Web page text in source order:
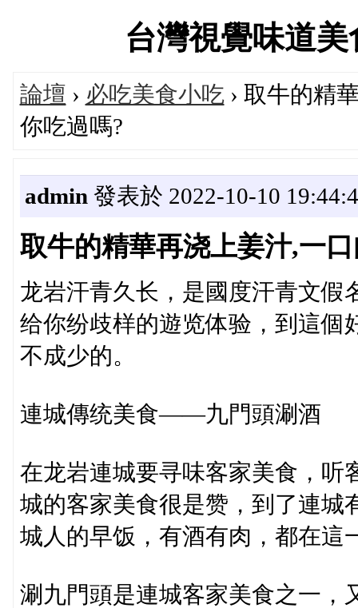
台灣視覺味道
論壇 › 必吃美食小吃› 取牛的精
你吃過嗎?
admin 發表於 2022-10-10
取牛的精華再浇上姜汁,一
龙岩汗青久长，是國度汗青文假
给你纷歧样的遊览体验，到這個
不成少的。
連城傳统美食——九門頭涮酒
在龙岩連城要寻味客家美食，听
城的客家美食很是赞，到了連城
城人的早饭，有酒有肉，都在這
涮九門頭是連城客家美食之一，